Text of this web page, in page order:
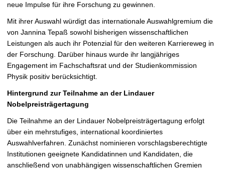
neue Impulse für ihre Forschung zu gewinnen.
Mit ihrer Auswahl würdigt das internationale Auswahlgremium die
von Jannina Tepaß sowohl bisherigen wissenschaftlichen
Leistungen als auch ihr Potenzial für den weiteren Karriereweg in
der Forschung. Darüber hinaus wurde ihr langjähriges
Engagement im Fachschaftsrat und der Studienkommission
Physik positiv berücksichtigt.
Hintergrund zur Teilnahme an der Lindauer
Nobelpreisträgertagung
Die Teilnahme an der Lindauer Nobelpreisträgertagung erfolgt
über ein mehrstufiges, international koordiniertes
Auswahlverfahren. Zunächst nominieren vorschlagsberechtigte
Institutionen geeignete Kandidatinnen und Kandidaten, die
anschließend von unabhängigen wissenschaftlichen Gremien